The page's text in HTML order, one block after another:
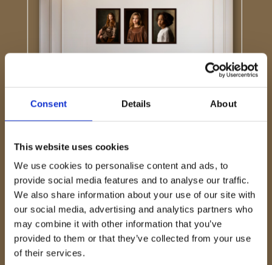
Consent Details About
This website uses cookies
We use cookies to personalise content and ads, to
provide social media features and to analyse our traffic.
We also share information about your use of our site with
our social media, advertising and analytics partners who
may combine it with other information that you’ve
provided to them or that they’ve collected from your use
of their services.
ZOWEL DIGITAAL ALS
IN PRACHTIGE
BAKLIJSTEN